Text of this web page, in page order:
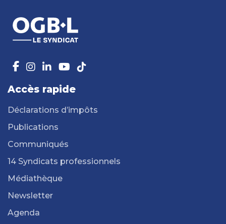
Accès rapide
Déclarations d’impôts
Publications
Communiqués
14 Syndicats professionnels
Médiathèque
Newsletter
Agenda